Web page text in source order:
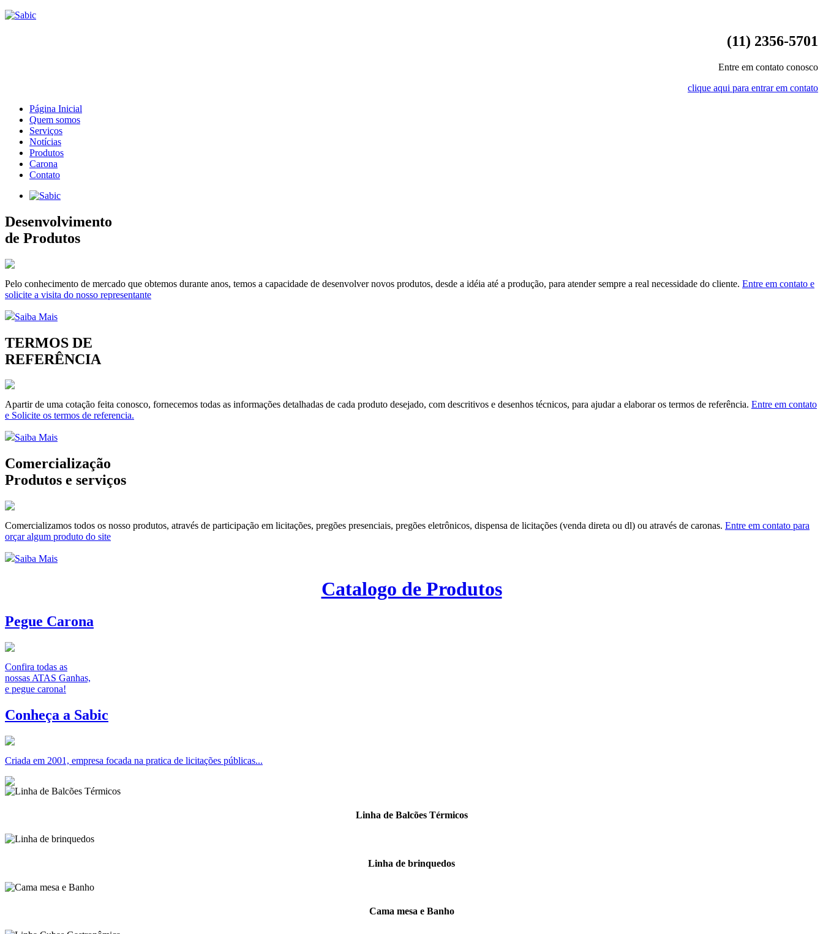
(11) 2356-5701
Entre em contato conosco
clique aqui para entrar em contato
Página Inicial
Quem somos
Serviços
Notícias
Produtos
Carona
Contato
Desenvolvimento
de Produtos
Pelo conhecimento de mercado que obtemos durante anos, temos a capacidade de desenvolver novos produtos, desde a idéia até a produção, para atender sempre a real necessidade do cliente. Entre em contato e
solicite a visita do nosso representante
Saiba Mais
TERMOS DE
REFERÊNCIA
Apartir de uma cotação feita conosco, fornecemos todas as informações detalhadas de cada produto desejado, com descritivos e desenhos técnicos, para ajudar a elaborar os termos de referência. Entre em contato
e Solicite os termos de referencia.
Saiba Mais
Comercialização
Produtos e serviços
Comercializamos todos os nosso produtos, através de participação em licitações, pregões presenciais, pregões eletrônicos, dispensa de licitações (venda direta ou dl) ou através de caronas. Entre em contato para
orçar algum produto do site
Saiba Mais
Catalogo de Produtos
Pegue Carona
Confira todas as
nossas ATAS Ganhas,
e pegue carona!
Conheça a Sabic
Criada em 2001, empresa focada na pratica de licitações públicas...
Linha de Balcões Térmicos
Linha de brinquedos
Cama mesa e Banho